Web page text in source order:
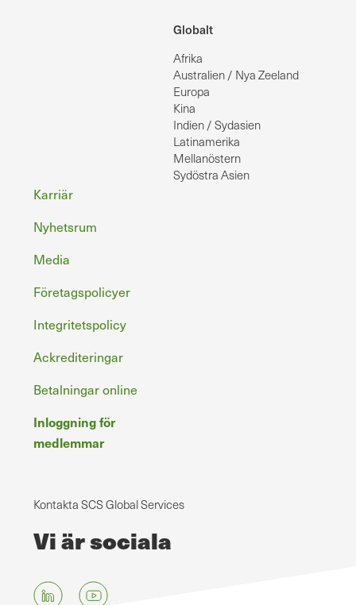
Globalt
Afrika
Australien / Nya Zeeland
Europa
Kina
Indien / Sydasien
Latinamerika
Mellanöstern
Sydöstra Asien
Sidfot
Karriär
Nyhetsrum
Media
Företagspolicyer
Integritetspolicy
Ackrediteringar
Betalningar online
Inloggning för
medlemmar
Kontakta SCS Global Services
Vi är sociala